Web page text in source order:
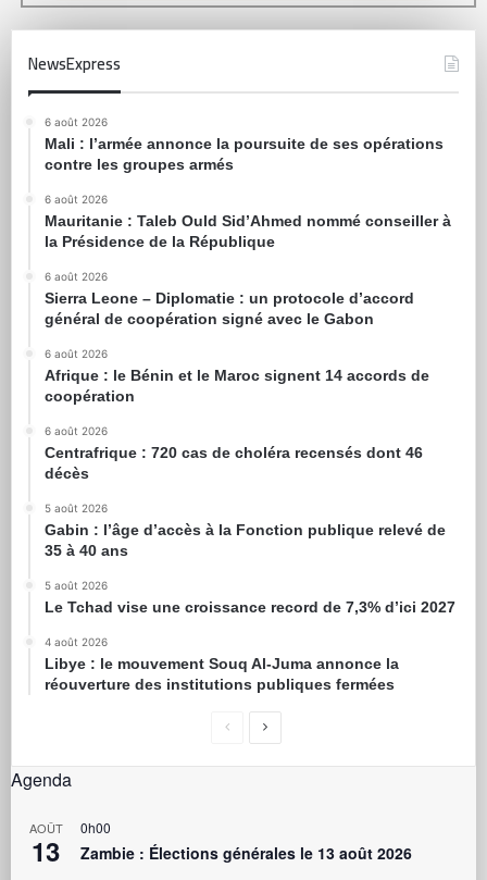
NewsExpress
6 août 2026
Mali : l’armée annonce la poursuite de ses opérations
contre les groupes armés
6 août 2026
Mauritanie : Taleb Ould Sid’Ahmed nommé conseiller à
la Présidence de la République
6 août 2026
Sierra Leone – Diplomatie : un protocole d’accord
général de coopération signé avec le Gabon
6 août 2026
Afrique : le Bénin et le Maroc signent 14 accords de
coopération
6 août 2026
Centrafrique : 720 cas de choléra recensés dont 46
décès
5 août 2026
Gabin : l’âge d’accès à la Fonction publique relevé de
35 à 40 ans
5 août 2026
Le Tchad vise une croissance record de 7,3% d’ici 2027
4 août 2026
Libye : le mouvement Souq Al-Juma annonce la
réouverture des institutions publiques fermées
Agenda
AOÛT
13
0h00
Zambie : Élections générales le 13 août 2026